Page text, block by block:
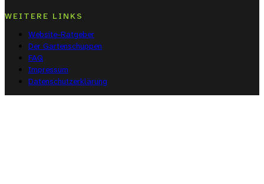
WEITERE LINKS
Website-Ratgeber
Der Gartenschuppen
FAQ
Impressum
Datenschutzerklärung